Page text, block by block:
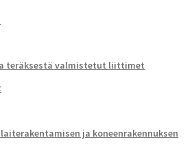
teräksestä valmistetut liittimet
ja koneenrakennuksen